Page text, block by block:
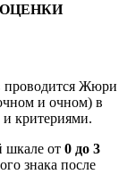
проводится Жюри
и очном) в
и критериями.
шкале от 0 до 3
знака после